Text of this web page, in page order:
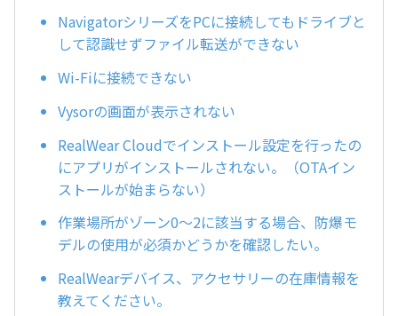
NavigatorシリーズをPCに接続してもドライブと
して認識せずファイル転送ができない
Wi-Fiに接続できない
Vysorの画面が表示されない
RealWear Cloudでインストール設定を行ったの
にアプリがインストールされない。（OTAイン
ストールが始まらない）
作業場所がゾーン0～2に該当する場合、防爆モ
デルの使用が必須かどうかを確認したい。
RealWearデバイス、アクセサリーの在庫情報を
教えてください。